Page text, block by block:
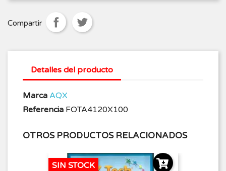
Compartir
Detalles del producto
Marca AQX
Referencia FOTA4120X100
OTROS PRODUCTOS RELACIONADOS
SIN STOCK